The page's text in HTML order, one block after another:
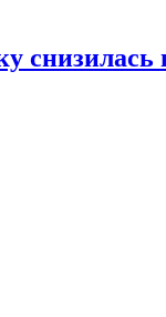
снизилась